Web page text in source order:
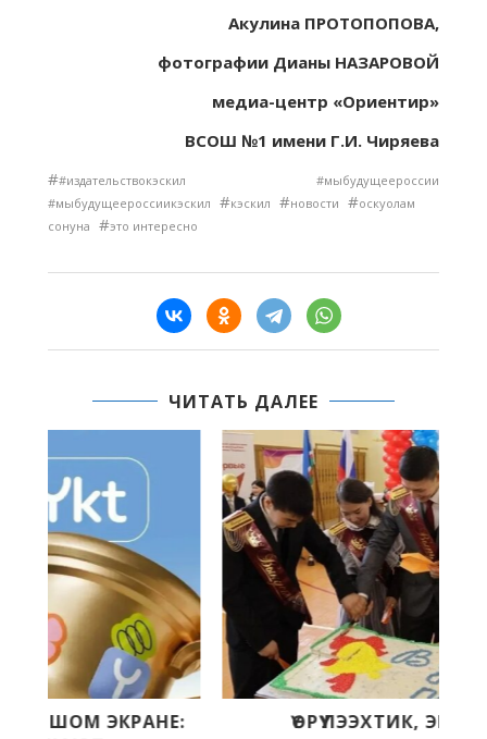
Акулина ПРОТОПОПОВА,
фотографии Дианы НАЗАРОВОЙ
медиа-центр «Ориентир»
ВСОШ №1 имени Г.И. Чиряева
##издательствокэскил #мыбудущеероссии
#мыбудущеероссиикэскил #кэскил #новости #оскуолам
сонуна #это интересно
ЧИТАТЬ ДАЛЕЕ
ҮӨРҮҮЛЭЭХТИК, ЭЙЭЛЭЭХТИК